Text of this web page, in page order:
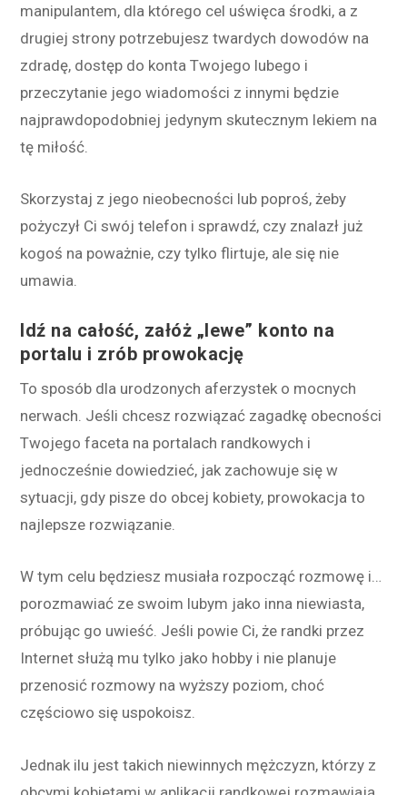
manipulantem, dla którego cel uświęca środki, a z
drugiej strony potrzebujesz twardych dowodów na
zdradę, dostęp do konta Twojego lubego i
przeczytanie jego wiadomości z innymi będzie
najprawdopodobniej jedynym skutecznym lekiem na
tę miłość.
Skorzystaj z jego nieobecności lub poproś, żeby
pożyczył Ci swój telefon i sprawdź, czy znalazł już
kogoś na poważnie, czy tylko flirtuje, ale się nie
umawia.
Idź na całość, załóż „lewe” konto na
portalu i zrób prowokację
To sposób dla urodzonych aferzystek o mocnych
nerwach. Jeśli chcesz rozwiązać zagadkę obecności
Twojego faceta na portalach randkowych i
jednocześnie dowiedzieć, jak zachowuje się w
sytuacji, gdy pisze do obcej kobiety, prowokacja to
najlepsze rozwiązanie.
W tym celu będziesz musiała rozpocząć rozmowę i…
porozmawiać ze swoim lubym jako inna niewiasta,
próbując go uwieść. Jeśli powie Ci, że randki przez
Internet służą mu tylko jako hobby i nie planuje
przenosić rozmowy na wyższy poziom, choć
częściowo się uspokoisz.
Jednak ilu jest takich niewinnych mężczyzn, którzy z